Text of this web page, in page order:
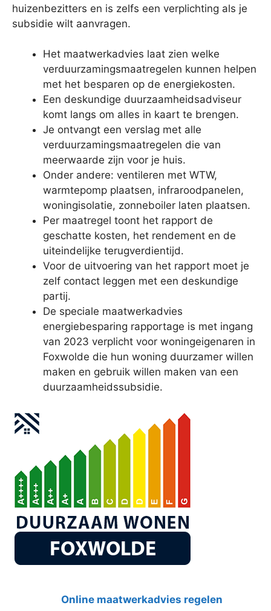
huizenbezitters en is zelfs een verplichting als je
subsidie wilt aanvragen.
Het maatwerkadvies laat zien welke
verduurzamingsmaatregelen kunnen helpen
met het besparen op de energiekosten.
Een deskundige duurzaamheidsadviseur
komt langs om alles in kaart te brengen.
Je ontvangt een verslag met alle
verduurzamingsmaatregelen die van
meerwaarde zijn voor je huis.
Onder andere: ventileren met WTW,
warmtepomp plaatsen, infraroodpanelen,
woningisolatie, zonneboiler laten plaatsen.
Per maatregel toont het rapport de
geschatte kosten, het rendement en de
uiteindelijke terugverdientijd.
Voor de uitvoering van het rapport moet je
zelf contact leggen met een deskundige
partij.
De speciale maatwerkadvies
energiebesparing rapportage is met ingang
van 2023 verplicht voor woningeigenaren in
Foxwolde die hun woning duurzamer willen
maken en gebruik willen maken van een
duurzaamheidssubsidie.
Online maatwerkadvies regelen